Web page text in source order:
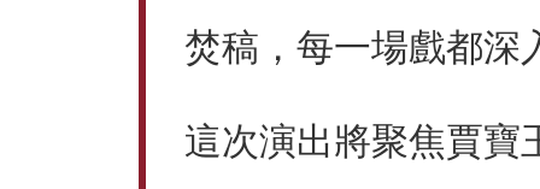
焚稿，每一場戲都深
這次演出將聚焦賈寶